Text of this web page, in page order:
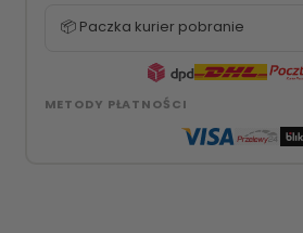
📦 Paczka kurier pobranie
METODY PŁATNOŚCI